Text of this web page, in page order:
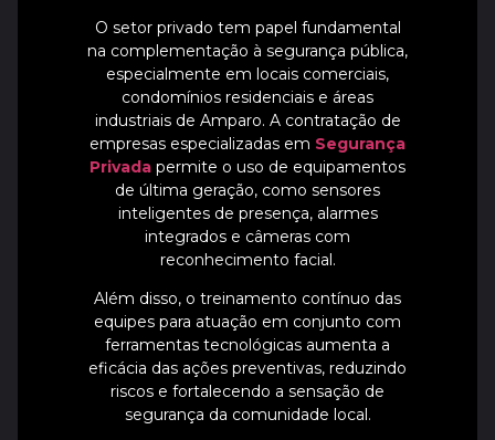
O setor privado tem papel fundamental
na complementação à segurança pública,
especialmente em locais comerciais,
condomínios residenciais e áreas
industriais de Amparo. A contratação de
empresas especializadas em Segurança
Privada permite o uso de equipamentos
de última geração, como sensores
inteligentes de presença, alarmes
integrados e câmeras com
reconhecimento facial.
Além disso, o treinamento contínuo das
equipes para atuação em conjunto com
ferramentas tecnológicas aumenta a
eficácia das ações preventivas, reduzindo
riscos e fortalecendo a sensação de
segurança da comunidade local.